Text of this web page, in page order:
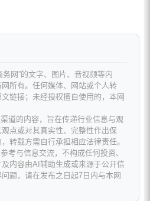
网”的文字、图片、音视频等内
所有。任何媒体、网站或个人转
链接；未经授权擅自使用的，本网
道的内容，旨在传递行业信息与观
点或对其真实性、完整性作出保
转载方需自行承担相应法律责任。
考与信息交流，不构成任何投资、
内容由AI辅助生成或来源于公开信
题，请在发布之日起7日内与本网